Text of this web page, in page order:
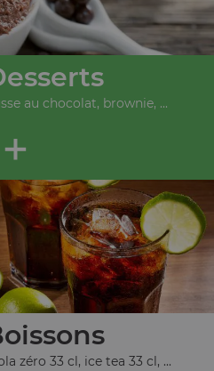
au chocolat, brownie, ...
+
zéro 33 cl, ice tea 33 cl, ...